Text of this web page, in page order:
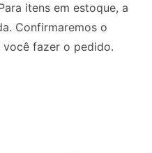
itens em estoque, a
Confirmaremos o
fazer o pedido.